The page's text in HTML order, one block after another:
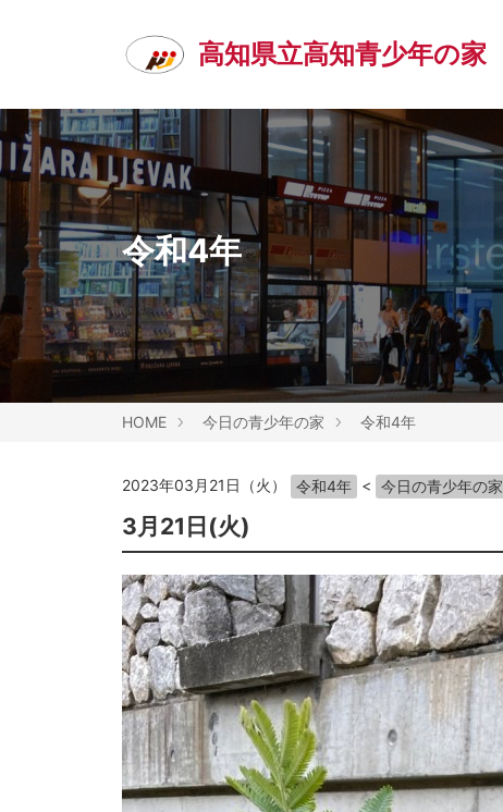
高知県立高知青少年の家
令和4年
HOME 今日の青少年の家 令和4年
2023年03月21日（火） 令和4年 < 今日の青少年の家
3月21日(火)